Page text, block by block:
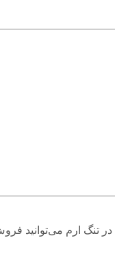
ارم می‌توانید فروش